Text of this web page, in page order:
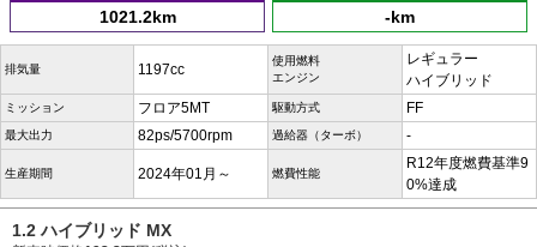
1021.2km -km
排気量 1197cc
使用燃料
エンジン
レギュラー
ハイブリッド
ミッション フロア5MT 駆動方式 FF
最大出力 82ps/5700rpm 過給器（ターボ） -
生産期間 2024年01月～ 燃費性能
R12年度燃費基準9
0%達成
1.2 ハイブリッド MX